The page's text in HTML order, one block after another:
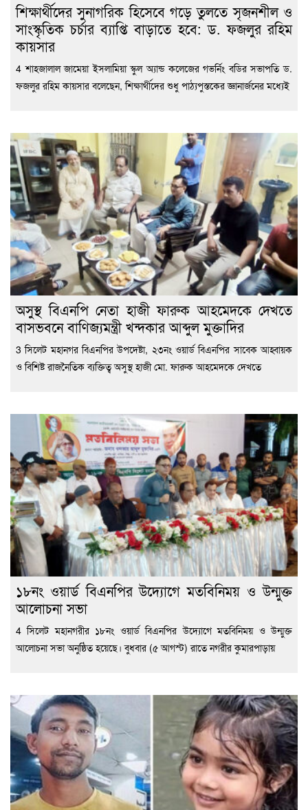
শিক্ষার্থীদের সুনাগরিক হিসেবে গড়ে তুলতে সৃজনশীল ও
সাংস্কৃতিক চর্চার ব্যাপ্তি বাড়াতে হবে: ড. ফজলুর রহিম
কায়সার
4 শাহজালাল জামেয়া ইসলামিয়া স্কুল অ্যান্ড কলেজের গভর্নিং বডির সভাপতি ড.
ফজলুর রহিম কায়সার বলেছেন, শিক্ষার্থীদের শুধু পাঠ্যপুস্তকের জ্ঞানার্জনের মধ্যেই
অসুস্থ বিএনপি নেতা হাজী ফারুক আহমেদকে দেখতে
বাসভবনে বাণিজ্যমন্ত্রী খন্দকার আব্দুল মুক্তাদির
3 সিলেট মহানগর বিএনপির উপদেষ্টা, ২৩নং ওয়ার্ড বিএনপির সাবেক আহ্বায়ক
ও বিশিষ্ট রাজনৈতিক ব্যক্তিত্ব অসুস্থ হাজী মো. ফারুক আহমেদকে দেখতে
১৮নং ওয়ার্ড বিএনপির উদ্যোগে মতবিনিময় ও উন্মুক্ত
আলোচনা সভা
4 সিলেট মহানগরীর ১৮নং ওয়ার্ড বিএনপির উদ্যোগে মতবিনিময় ও উন্মুক্ত
আলোচনা সভা অনুষ্ঠিত হয়েছে। বুধবার (৫ আগস্ট) রাতে নগরীর কুমারপাড়ায়